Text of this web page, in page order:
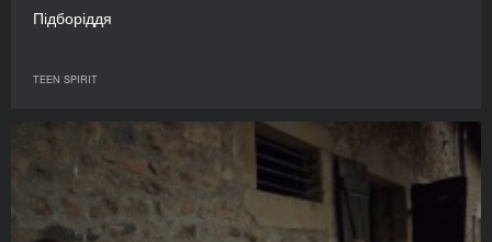
Підборіддя
TEEN SPIRIT